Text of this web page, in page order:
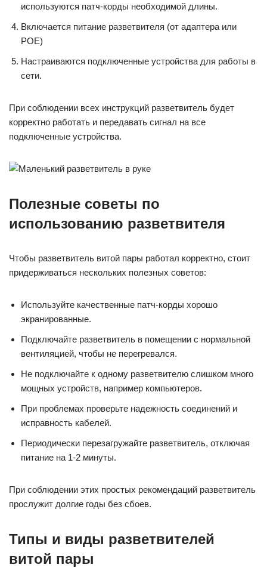
используются патч-корды необходимой длины.
Включается питание разветвителя (от адаптера или
POE)
Настраиваются подключенные устройства для работы в
сети.
При соблюдении всех инструкций разветвитель будет
корректно работать и передавать сигнал на все
подключенные устройства.
Полезные советы по
использованию разветвителя
Чтобы разветвитель витой пары работал корректно, стоит
придерживаться нескольких полезных советов:
Используйте качественные патч-корды хорошо
экранированные.
Подключайте разветвитель в помещении с нормальной
вентиляцией, чтобы не перегревался.
Не подключайте к одному разветвителю слишком много
мощных устройств, например компьютеров.
При проблемах проверьте надежность соединений и
исправность кабелей.
Периодически перезагружайте разветвитель, отключая
питание на 1-2 минуты.
При соблюдении этих простых рекомендаций разветвитель
прослужит долгие годы без сбоев.
Типы и виды разветвителей
витой пары